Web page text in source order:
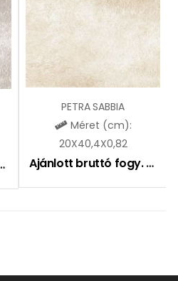
fogy. ár: 9590Ft
PETRA SABBIA
Méret (cm):
20X40,4X0,82
Ajánlott bruttó fogy. ár: